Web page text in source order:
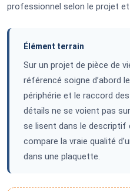
professionnel selon le projet et
Élément terrain
Sur un projet de pièce de
référencé soigne d’abord
périphérie et le raccord
détails ne se voient pas
se lisent dans le descriptif
compare la vraie qualité
dans une plaquette.